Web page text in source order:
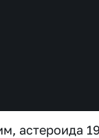
астероида